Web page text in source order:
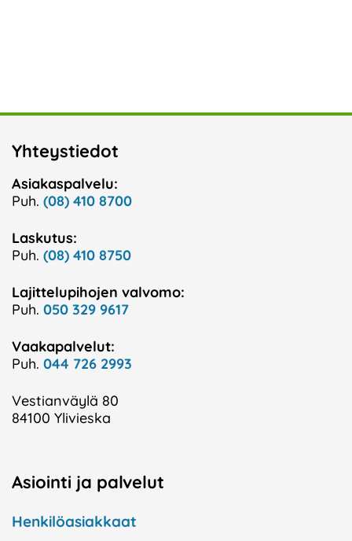
Yhteystiedot
Asiakaspalvelu:
Puh. (08) 410 8700
Laskutus:
Puh. (08) 410 8750
Lajittelupihojen valvomo:
Puh. 050 329 9617
Vaakapalvelut:
Puh. 044 726 2993
Vestianväylä 80
84100 Ylivieska
Asiointi ja palvelut
Henkilöasiakkaat